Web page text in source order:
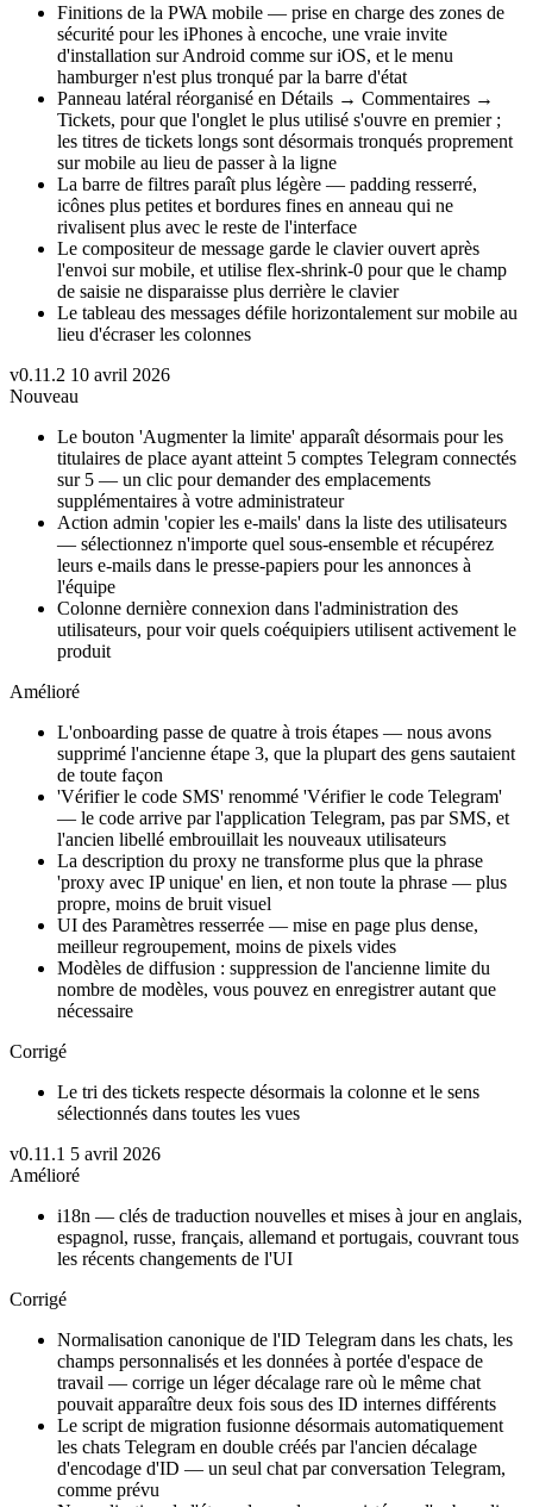
Finitions de la PWA mobile — prise en charge des zones de
sécurité pour les iPhones à encoche, une vraie invite
d'installation sur Android comme sur iOS, et le menu
hamburger n'est plus tronqué par la barre d'état
Panneau latéral réorganisé en Détails → Commentaires →
Tickets, pour que l'onglet le plus utilisé s'ouvre en premier ;
les titres de tickets longs sont désormais tronqués proprement
sur mobile au lieu de passer à la ligne
La barre de filtres paraît plus légère — padding resserré,
icônes plus petites et bordures fines en anneau qui ne
rivalisent plus avec le reste de l'interface
Le compositeur de message garde le clavier ouvert après
l'envoi sur mobile, et utilise flex-shrink-0 pour que le champ
de saisie ne disparaisse plus derrière le clavier
Le tableau des messages défile horizontalement sur mobile au
lieu d'écraser les colonnes
v0.11.2 10 avril 2026
Nouveau
Le bouton 'Augmenter la limite' apparaît désormais pour les
titulaires de place ayant atteint 5 comptes Telegram connectés
sur 5 — un clic pour demander des emplacements
supplémentaires à votre administrateur
Action admin 'copier les e-mails' dans la liste des utilisateurs
— sélectionnez n'importe quel sous-ensemble et récupérez
leurs e-mails dans le presse-papiers pour les annonces à
l'équipe
Colonne dernière connexion dans l'administration des
utilisateurs, pour voir quels coéquipiers utilisent activement le
produit
Amélioré
L'onboarding passe de quatre à trois étapes — nous avons
supprimé l'ancienne étape 3, que la plupart des gens sautaient
de toute façon
'Vérifier le code SMS' renommé 'Vérifier le code Telegram'
— le code arrive par l'application Telegram, pas par SMS, et
l'ancien libellé embrouillait les nouveaux utilisateurs
La description du proxy ne transforme plus que la phrase
'proxy avec IP unique' en lien, et non toute la phrase — plus
propre, moins de bruit visuel
UI des Paramètres resserrée — mise en page plus dense,
meilleur regroupement, moins de pixels vides
Modèles de diffusion : suppression de l'ancienne limite du
nombre de modèles, vous pouvez en enregistrer autant que
nécessaire
Corrigé
Le tri des tickets respecte désormais la colonne et le sens
sélectionnés dans toutes les vues
v0.11.1 5 avril 2026
Amélioré
i18n — clés de traduction nouvelles et mises à jour en anglais,
espagnol, russe, français, allemand et portugais, couvrant tous
les récents changements de l'UI
Corrigé
Normalisation canonique de l'ID Telegram dans les chats, les
champs personnalisés et les données à portée d'espace de
travail — corrige un léger décalage rare où le même chat
pouvait apparaître deux fois sous des ID internes différents
Le script de migration fusionne désormais automatiquement
les chats Telegram en double créés par l'ancien décalage
d'encodage d'ID — un seul chat par conversation Telegram,
comme prévu